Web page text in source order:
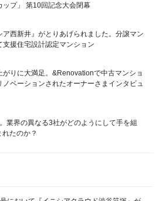
ップ」 第10回記念大会閉幕
西新井』がとりあげられました。分譲マン
援住宅設計認定マンション
がりに大満足。&Renovationで中古マンショ
ベーションされたオーナーさまインタビュ
業界の異なる3社がどのようにして手を組
たのか？